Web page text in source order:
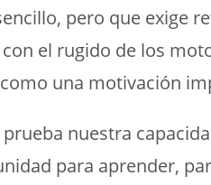
pero que exige
el rugido de los
una motivación
nuestra
para aprender,